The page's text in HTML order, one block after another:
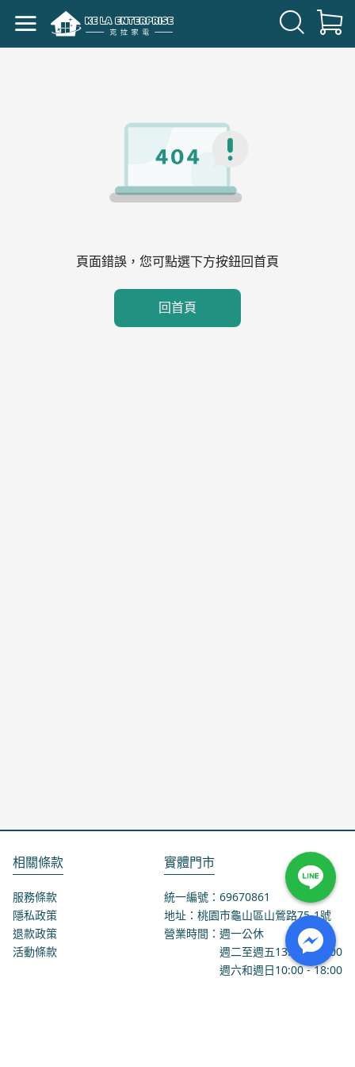
頁面錯誤，您可點選下方按鈕回首頁
回首頁
相關條款
服務條款
隱私政策
退款政策
活動條款
實體門市
統一編號：69670861
地址：桃園市龜山區山鶯路75-1號
營業時間：週一公休
週二至週五13:00 - 18:00
週六和週日10:00 - 18:00